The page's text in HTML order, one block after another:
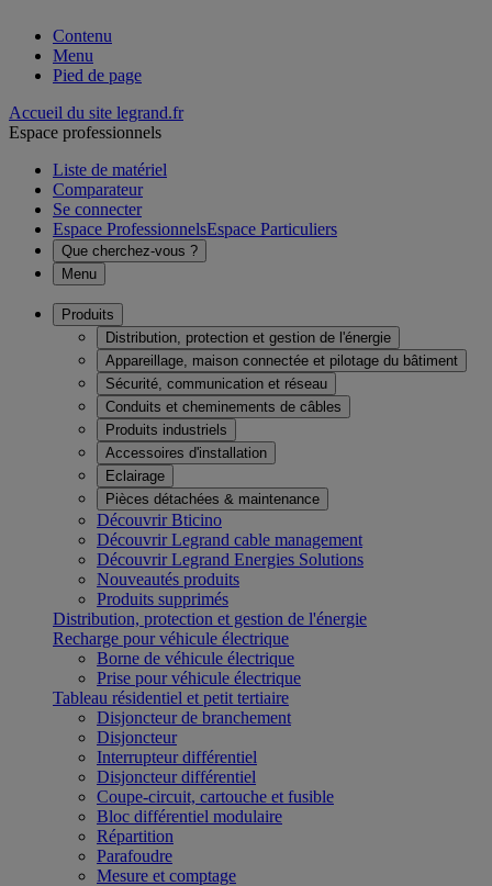
Contenu
Menu
Pied de page
Accueil du site legrand.fr
Espace professionnels
Liste de matériel
Comparateur
Se connecter
Espace ProfessionnelsEspace Particuliers
Que cherchez-vous ?
Menu
Produits
Distribution, protection et gestion de l'énergie
Appareillage, maison connectée et pilotage du bâtiment
Sécurité, communication et réseau
Conduits et cheminements de câbles
Produits industriels
Accessoires d'installation
Eclairage
Pièces détachées & maintenance
Découvrir Bticino
Découvrir Legrand cable management
Découvrir Legrand Energies Solutions
Nouveautés produits
Produits supprimés
Distribution, protection et gestion de l'énergie
Recharge pour véhicule électrique
Borne de véhicule électrique
Prise pour véhicule électrique
Tableau résidentiel et petit tertiaire
Disjoncteur de branchement
Disjoncteur
Interrupteur différentiel
Disjoncteur différentiel
Coupe-circuit, cartouche et fusible
Bloc différentiel modulaire
Répartition
Parafoudre
Mesure et comptage